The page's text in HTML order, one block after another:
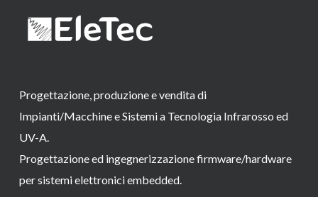
Progettazione, produzione e vendita di
Impianti/Macchine e Sistemi a Tecnologia Infrarosso ed
UV-A.
Progettazione ed ingegnerizzazione firmware/hardware
per sistemi elettronici embedded.